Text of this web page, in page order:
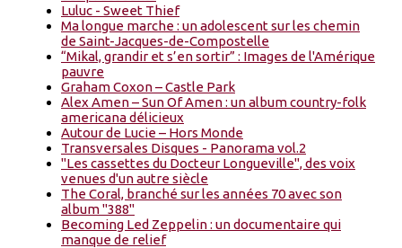
Luluc - Sweet Thief
Ma longue marche : un adolescent sur les chemin
de Saint-Jacques-de-Compostelle
“Mikal, grandir et s’en sortir” : Images de l'Amérique
pauvre
Graham Coxon – Castle Park
Alex Amen – Sun Of Amen : un album country-folk
americana délicieux
Autour de Lucie – Hors Monde
Transversales Disques - Panorama vol.2
"Les cassettes du Docteur Longueville", des voix
venues d'un autre siècle
The Coral, branché sur les années 70 avec son
album "388"
Becoming Led Zeppelin : un documentaire qui
manque de relief